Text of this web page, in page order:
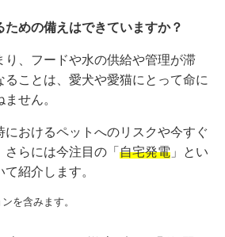
めの備えはできていますか？
り、フードや水の供給や管理が滞
ることは、愛犬や愛猫にとって命に
せん。
におけるペットへのリスクや今すぐ
さらには今注目の「自宅発電 」とい
紹介します。
を含みます。